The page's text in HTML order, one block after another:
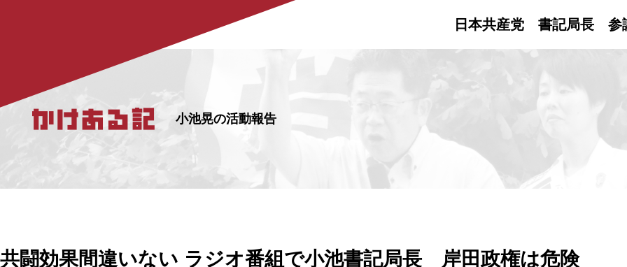
日本共産党 書記局長 参
小池晃の活動報告
共闘効果間違いない ラジオ番組で小池書記局長 岸田政権は危険